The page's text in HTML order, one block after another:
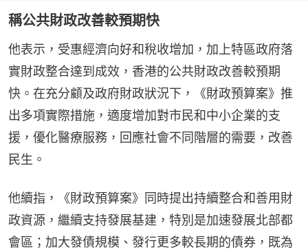
稱公共財政改善較預期快
他表示，受惠經濟向好和稅收增加，加上特區政府落
實財政整合達到成效，香港的公共財政改善較預期
快。在充分顧及政府財政狀況下，《財政預算案》推
出多項實際措施，適度增加對市民和中小企業的支
援，優化醫療服務，回應社會不同階層的需要，改善
民生。
他續指，《財政預算案》同時提出持續整合和善用財
政資源，繼續支持發展基建，特別是加速發展北部都
會區；加大發債規模、發行更多較長期的債券，既為